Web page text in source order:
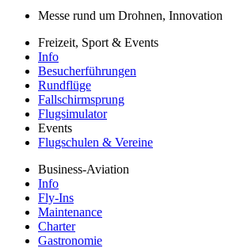
Messe rund um Drohnen,
Freizeit, Sport & Events
Info
Besucherführungen
Rundflüge
Fallschirmsprung
Flugsimulator
Events
Flugschulen & Vereine
Business-Aviation
Info
Fly-Ins
Maintenance
Charter
Gastronomie